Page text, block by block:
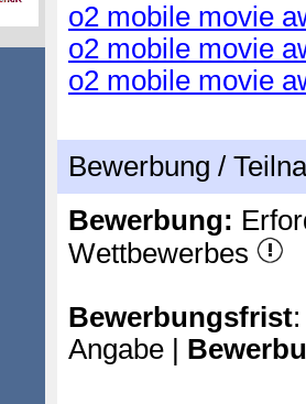
o2 mobile movie
o2 mobile movie
o2 mobile movie
Bewerbung /
Bewerbung:
Wettbewerbes
Bewerbungsfrist
Angabe |